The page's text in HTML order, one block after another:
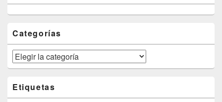
Categorías
Categorías
Etiquetas